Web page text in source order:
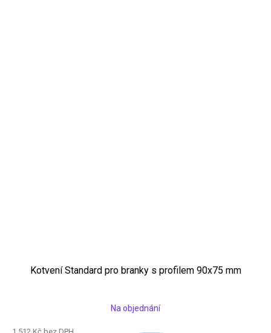
Kotvení Standard pro branky s profilem 90x75 mm
Na objednání